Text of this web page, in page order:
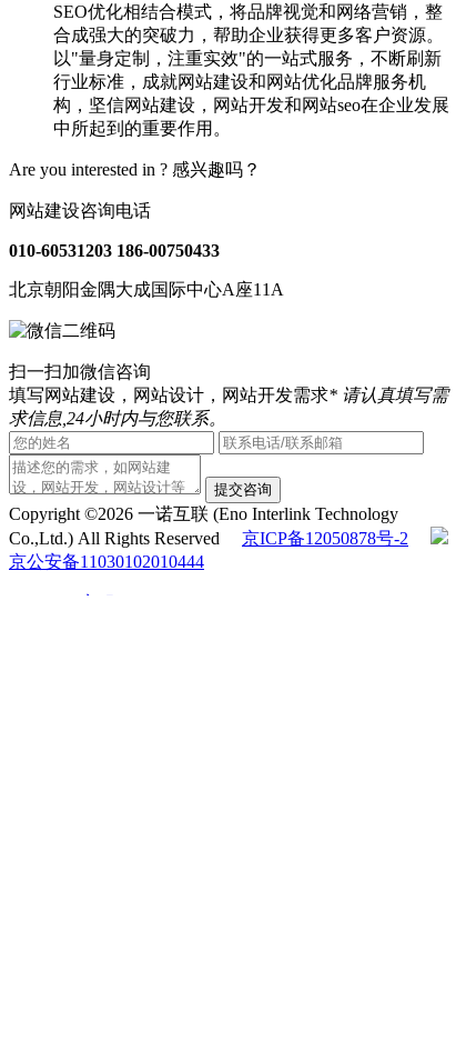
SEO优化相结合模式，将品牌视觉和网络营销，整
合成强大的突破力，帮助企业获得更多客户资源。
以"量身定制，注重实效"的一站式服务，不断刷新
行业标准，成就网站建设和网站优化品牌服务机
构，坚信网站建设，网站开发和网站seo在企业发展
中所起到的重要作用。
Are you interested in ? 感兴趣吗？
网站建设咨询电话
010-60531203 186-00750433
北京朝阳金隅大成国际中心A座11A
扫一扫加微信咨询
填写网站建设，网站设计，网站开发需求* 请认真填写需
求信息,24小时内与您联系。
提交咨询
Copyright ©2026 一诺互联 (Eno Interlink Technology
Co.,Ltd.) All Rights Reserved 京ICP备12050878号-2
京公安备11030102010444